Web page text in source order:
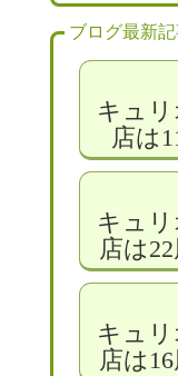
ブログ最新
キュ
店は
キュ
店は
キュ
店は